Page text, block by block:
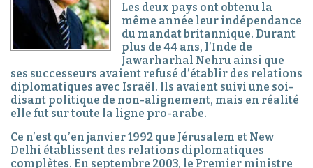
Les deux pays ont obtenu la
même année leur indépendance
du mandat britannique. Durant
plus de 44 ans, l’Inde de
Jawarharhal Nehru ainsi que
ses successeurs avaient refusé d’établir des relations
diplomatiques avec Israël. Ils avaient suivi une soi-
disant politique de non-alignement, mais en réalité
elle fut sur toute la ligne pro-arabe.
Ce n’est qu’en janvier 1992 que Jérusalem et New
Delhi établissent des relations diplomatiques
complètes. En septembre 2003, le Premier ministre